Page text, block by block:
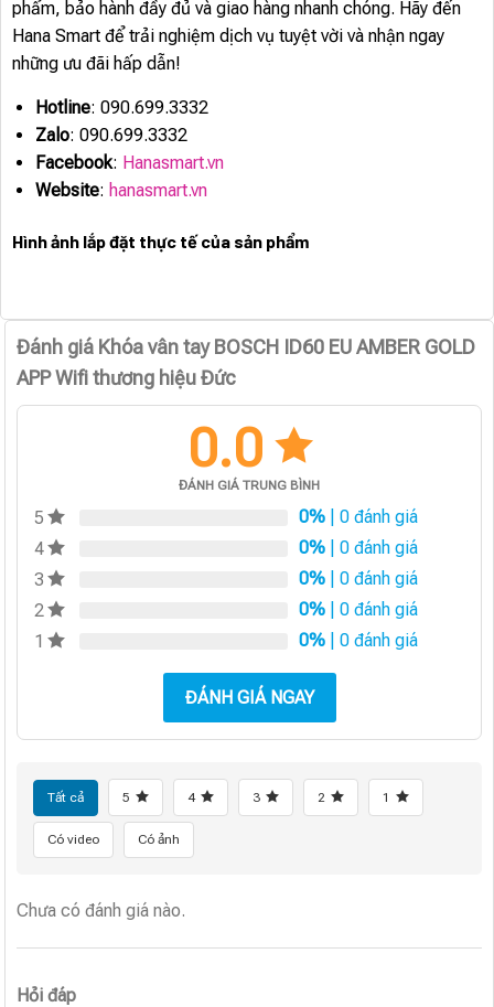
phẩm, bảo hành đầy đủ và giao hàng nhanh chóng. Hãy đến
Hana Smart để trải nghiệm dịch vụ tuyệt vời và nhận ngay
những ưu đãi hấp dẫn!
Hotline: 090.699.3332
Zalo: 090.699.3332
Facebook: Hanasmart.vn
Website: hanasmart.vn
Hình ảnh lắp đặt thực tế của sản phẩm
Đánh giá Khóa vân tay BOSCH ID60 EU AMBER GOLD
APP Wifi thương hiệu Đức
0.0
ĐÁNH GIÁ TRUNG BÌNH
5 0% | 0 đánh giá
4
0% | 0 đánh giá
3
0% | 0 đánh giá
2
0% | 0 đánh giá
1
0% | 0 đánh giá
ĐÁNH GIÁ NGAY
Tất cả 5 4 3 2 1
Có video Có ảnh
Chưa có đánh giá nào.
Hỏi đáp